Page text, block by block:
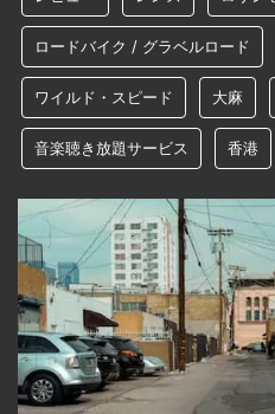
ロードバイク / グラベルロード
ワイルド・スピード 大麻
音楽聴き放題サービス 香港